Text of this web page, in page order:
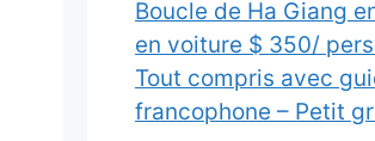
Boucle de Ha Giang
en voiture $ 350/
Tout compris avec
francophone – Petit